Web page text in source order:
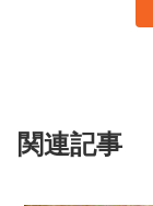
関連記事